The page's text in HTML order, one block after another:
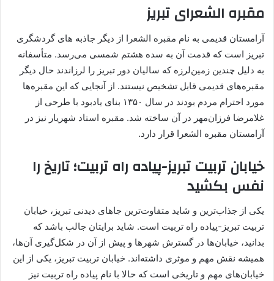
مقبره الشعرای تبریز
آرامستان‌ قدیمی به نام مقبره الشعرا از دیگر جاذبه های گردشگری
تبریز است که قدمت آن به سده هشتم شمسی می‌رسد. متأسفانه
به دلیل چندین زمین‌لرزه که سالیان دور تبریز را لرزاندند حال دیگر
مقبره‌های قدیمی قابل تشخیص نیستند. از آنجایی که این مقبره‌ها
مورد احترام مردم بودند در سال ۱۳۵۰ بنای یادبود با طرحی از
غلامرضا فرزان‌مهر در آن ساخته شد. مقبره استاد شهریار نیز در
آرامستان مقبره الشعرا قرار دارد.
خیابان تربیت تبریز-پیاده راه تربیت؛ تاریخ را
نفس بکشید
یکی از جذاب‌ترین و شاید متفاوت‌ترین جاهای دیدنی تبریز، خیابان
تربیت تبریز-پیاده راه تربیت است. شاید برایتان جالب باشد که
بدانید، خیابان‌ها در گسترش شهرها و پیش از آن در شکل‌گیری آن‌ها،
همیشه نقش مهم و موثری داشته‌اند. خیابان تربیت تبریز، یکی از این
خیابان‌های مهم و تاریخی است که حالا با نام پیاده راه تربیت نیز